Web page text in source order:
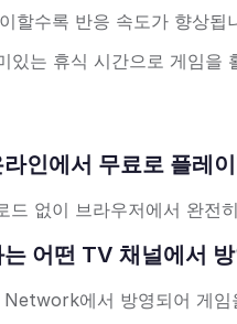
할수록 반응 속도가 향상됩
있는 휴식 시간으로 게임을
인에서 무료로 플레
없이 브라우저에서 완전
어떤 TV 채널에서 방
에서 방영되어 게임